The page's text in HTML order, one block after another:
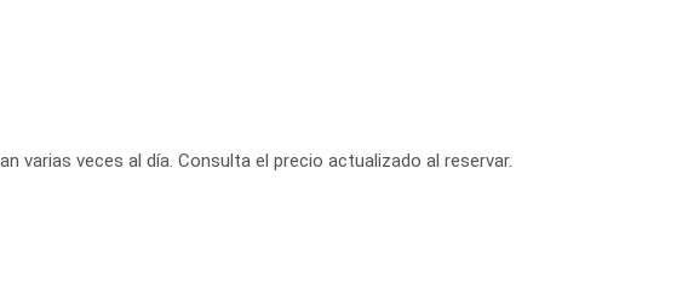
varias veces al día. Consulta el precio actualizado al reservar.